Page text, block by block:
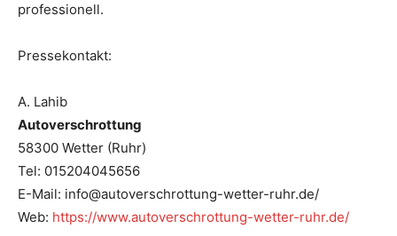
professionell.
Pressekontakt:
A. Lahib
Autoverschrottung
58300 Wetter (Ruhr)
Tel: 015204045656
E-Mail: info@autoverschrottung-wetter-ruhr.de/
Web: https://www.autoverschrottung-wetter-ruhr.de/